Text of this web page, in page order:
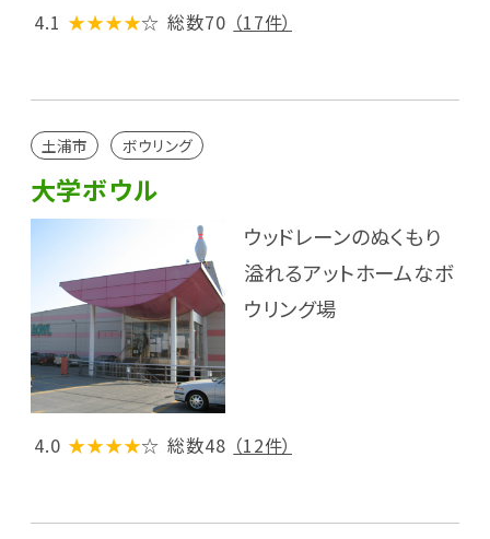
4.1 ★★★★☆ 総数70 （17件）
土浦市 ボウリング
大学ボウル
ウッドレーンのぬくもり
溢れるアットホームなボ
ウリング場
4.0 ★★★★☆ 総数48 （12件）